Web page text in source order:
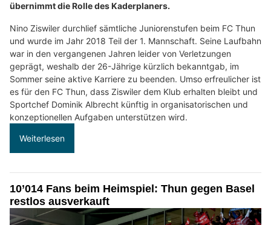
übernimmt die Rolle des Kaderplaners.
Nino Ziswiler durchlief sämtliche Juniorenstufen beim FC Thun
und wurde im Jahr 2018 Teil der 1. Mannschaft. Seine Laufbahn
war in den vergangenen Jahren leider von Verletzungen
geprägt, weshalb der 26-Jährige kürzlich bekanntgab, im
Sommer seine aktive Karriere zu beenden. Umso erfreulicher ist
es für den FC Thun, dass Ziswiler dem Klub erhalten bleibt und
Sportchef Dominik Albrecht künftig in organisatorischen und
konzeptionellen Aufgaben unterstützen wird.
Weiterlesen
10’014 Fans beim Heimspiel: Thun gegen Basel
restlos ausverkauft